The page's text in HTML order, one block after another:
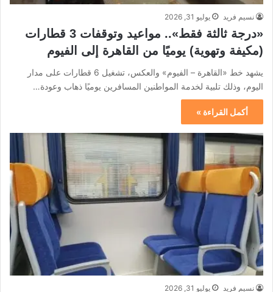
نسيم فريد يوليو 31, 2026
«درجة ثالثة فقط».. مواعيد وتوقفات 3 قطارات
(مكيفة وتهوية) يوميًا من القاهرة إلى الفيوم
يشهد خط «القاهرة – الفيوم» والعكس، تشغيل 6 قطارات على مدار
اليوم، وذلك تلبية لخدمة المواطنين المسافرين يوميًا ذهاب وعودة…
أكمل القراءة »
نسيم فريد يوليو 31, 2026